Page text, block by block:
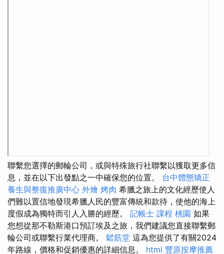
聯繫您選擇的郵輪公司，或與特殊旅行社聯繫以獲取更多信
息，並在以下出發點之一中確保您的位置。 台中體態矯正
養生與整復推廣中心 外燴 烤肉 希臘之旅上的文化經歷使人
們難以置信地發現希臘人民的豐富傳統和款待，使他的海上
度假成為獨特而引人入勝的經歷。 記帳士 課程 桃園 如果
您想從那不勒斯港口預訂埃及之旅，我們建議您直接聯繫郵
輪公司或聯繫行業代理商。 鬆筋堂 這為您提供了有關2024
年路線，價格和促銷優惠的詳細信息。 html 豐原按摩推薦